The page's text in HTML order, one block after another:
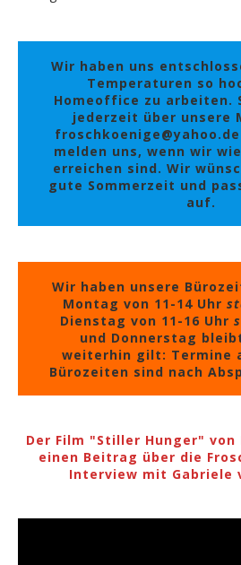
Wir haben uns
Temperaturen so
Homeoffice zu arbeiten.
jederzeit über unsere
melden uns, wenn wir
erreichen sind. Wir
gute Sommerzeit und
auf.
Wir haben unsere
Montag von 11-14 Uhr
Dienstag von 11-16 Uhr
und Donnerstag
weiterhin gilt: Termine
Bürozeiten sind nach
Der Film "Stiller Hunger"
einen Beitrag über die
Interview mit Gabriele